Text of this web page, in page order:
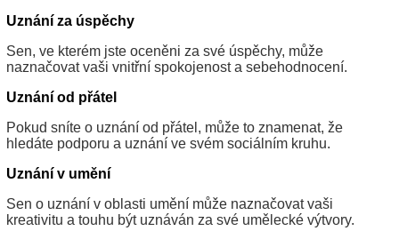
Uznání za úspěchy
Sen, ve kterém jste oceněni za své úspěchy, může
naznačovat vaši vnitřní spokojenost a sebehodnocení.
Uznání od přátel
Pokud sníte o uznání od přátel, může to znamenat, že
hledáte podporu a uznání ve svém sociálním kruhu.
Uznání v umění
Sen o uznání v oblasti umění může naznačovat vaši
kreativitu a touhu být uznáván za své umělecké výtvory.